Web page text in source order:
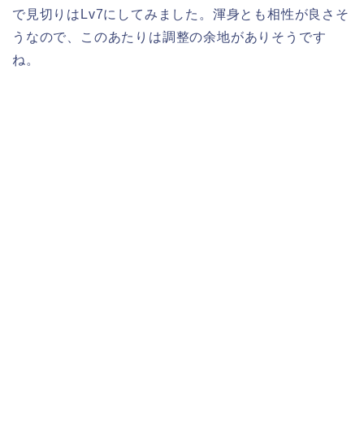
で見切りはLv7にしてみました。渾身とも相性が良さそ
うなので、このあたりは調整の余地がありそうです
ね。